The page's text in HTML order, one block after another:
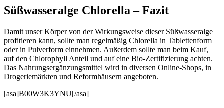
Süßwasseralge Chlorella – Fazit
Damit unser Körper von der Wirkungsweise dieser Süßwasseralge
profitieren kann, sollte man regelmäßig Chlorella in Tablettenform
oder in Pulverform einnehmen. Außerdem sollte man beim Kauf,
auf den Chlorophyll Anteil und auf eine Bio-Zertifizierung achten.
Das Nahrungsergänzungsmittel wird in diversen Online-Shops, in
Drogeriemärkten und Reformhäusern angeboten.
[asa]B00W3K3YNU[/asa]